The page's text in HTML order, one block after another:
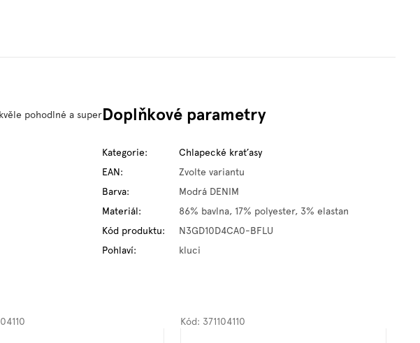
pohodlné a superDoplňkové parametry
Kategorie:
Chlapecké kraťasy
EAN:
Zvolte variantu
Barva:
Modrá DENIM
Materiál:
86% bavlna, 17% polyester, 3% elastan
Kód produktu:
N3GD10D4CA0-BFLU
Pohlaví: kluci
Kód: 371104110